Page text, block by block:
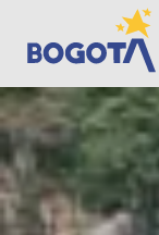
Saltar al